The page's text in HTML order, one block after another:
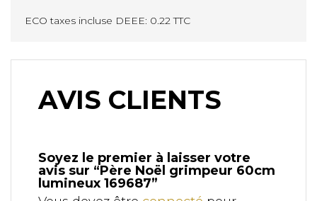
ECO taxes incluse DEEE: 0.22 TTC
AVIS CLIENTS
Soyez le premier à laisser votre
avis sur “Père Noël grimpeur 60cm
lumineux 169687”